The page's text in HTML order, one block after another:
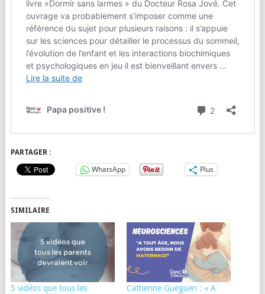
PARTAGER :
WhatsApp Plus
SIMILAIRE
5 vidéos que tous les
Catherine Gueguen : « A